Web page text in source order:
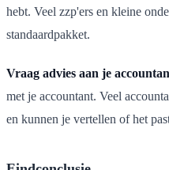
hebt. Veel zzp'ers en kleine
standaardpakket.
Vraag advies aan je
met je accountant. Veel
en kunnen je vertellen of het